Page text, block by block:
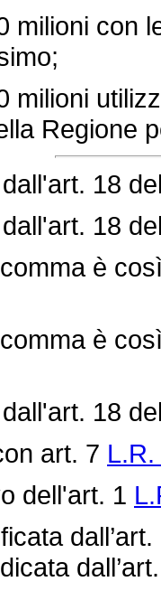
con
Regione
18
18
è
è
18
art. 7
dell'art. 1